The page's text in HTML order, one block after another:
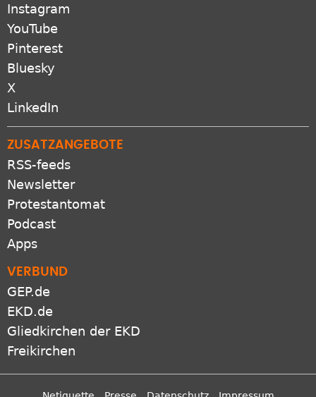
Instagram
YouTube
Pinterest
Bluesky
X
LinkedIn
ZUSATZANGEBOTE
RSS-feeds
Newsletter
Protestantomat
Podcast
Apps
VERBUND
GEP.de
EKD.de
Gliedkirchen der EKD
Freikirchen